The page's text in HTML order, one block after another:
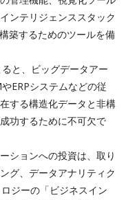
ンテリジェンススタック
築するためのツールを備
と、ビッグデータアー
ERPシステムなどの従
する構造化データと非構
功するために不可欠で
ションへの投資は、取り
グ、データアナリティク
ジーの「ビジネスイン